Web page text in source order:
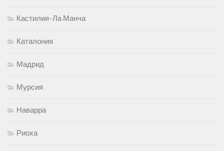
Кастилия-Ла Манча
Каталония
Мадрид
Мурсия
Наварра
Риоха